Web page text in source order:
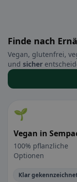
Finde nach
Vegan, glutenfrei,
und sicher
🌱
Vegan in
100% pflanzliche
Optionen
Klar